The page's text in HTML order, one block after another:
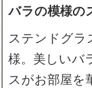
バラの模様の
ステンドグラ
様。美しいバ
スがお部屋を